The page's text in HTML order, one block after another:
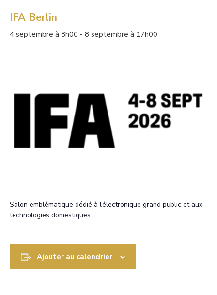
IFA Berlin
4 septembre à 8h00 - 8 septembre à 17h00
Salon emblématique dédié à l’électronique grand public et aux
technologies domestiques
Ajouter au calendrier